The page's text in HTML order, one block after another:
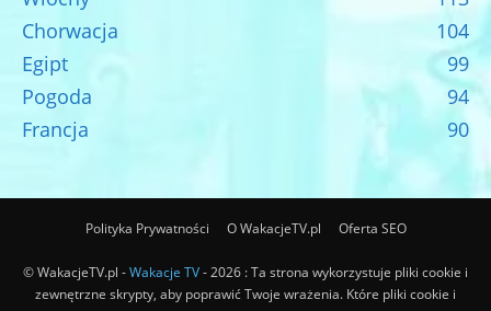
Chorwacja
104
Egipt
99
Pogoda
94
Francja
90
Polityka Prywatności O WakacjeTV.pl Oferta SEO
© WakacjeTV.pl -Wakacje TV- 2026 : Ta strona wykorzystuje pliki cookie i
zewnętrzne skrypty, aby poprawić Twoje wrażenia. Które pliki cookie i